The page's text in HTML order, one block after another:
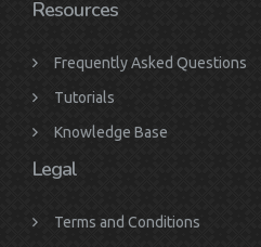
Resources
Frequently Asked Questions
Tutorials
Knowledge Base
Legal
Terms and Conditions